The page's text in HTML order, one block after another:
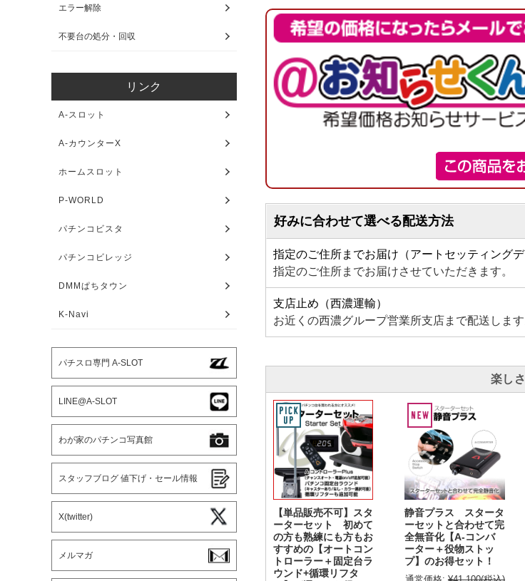
好みに合わせて選べる配送方法
指定のご住所までお届け（アートセッティング
指定のご住所までお届けさせていただきます。
支店止め（西濃運輸）
お近くの西濃グループ営業所支店まで配送しま
楽し
【単品販売不可】スタ
ーターセット 初めて
の方も熟練にも方もお
すすめの【オートコン
トローラー＋固定台ラ
ウンド+循環リフタ
静音プラス スタータ
ーセットと合わせて完
全無音化【A-コンバ
ーター＋役物ストッ
プ】のお得セット！
エラー解除
不要台の処分・回収
リンク
A-スロット
A-カウンターX
ホームスロット
P-WORLD
パチンコビスタ
パチンコビレッジ
DMMぱちタウン
K-Navi
パチスロ専門 A-SLOT
LINE@A-SLOT
わが家のパチンコ写真館
スタッフブログ 値下げ・セール情報
X(twitter)
メルマガ